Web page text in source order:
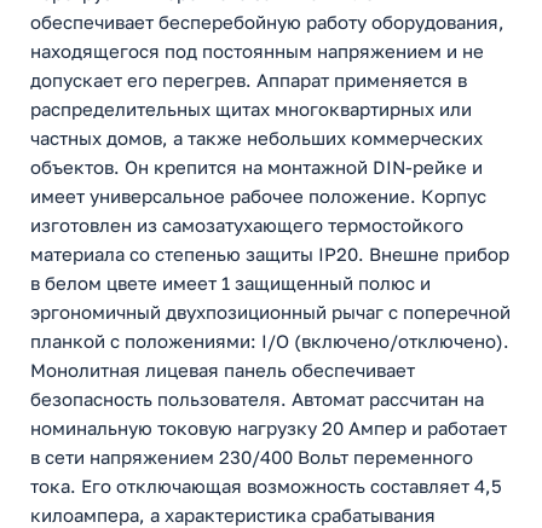
обеспечивает бесперебойную работу оборудования,
находящегося под постоянным напряжением и не
допускает его перегрев. Аппарат применяется в
распределительных щитах многоквартирных или
частных домов, а также небольших коммерческих
объектов. Он крепится на монтажной DIN-рейке и
имеет универсальное рабочее положение. Корпус
изготовлен из самозатухающего термостойкого
материала со степенью защиты IP20. Внешне прибор
в белом цвете имеет 1 защищенный полюс и
эргономичный двухпозиционный рычаг с поперечной
планкой с положениями: I/O (включено/отключено).
Монолитная лицевая панель обеспечивает
безопасность пользователя. Автомат рассчитан на
номинальную токовую нагрузку 20 Ампер и работает
в сети напряжением 230/400 Вольт переменного
тока. Его отключающая возможность составляет 4,5
килоампера, а характеристика срабатывания